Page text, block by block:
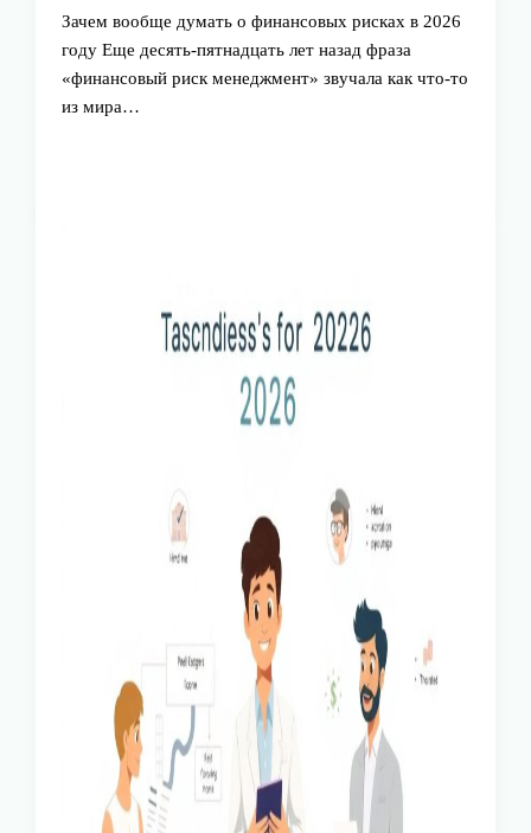
Зачем вообще думать о финансовых рисках в 2026
году Еще десять-пятнадцать лет назад фраза
«финансовый риск менеджмент» звучала как что‑то
из мира…